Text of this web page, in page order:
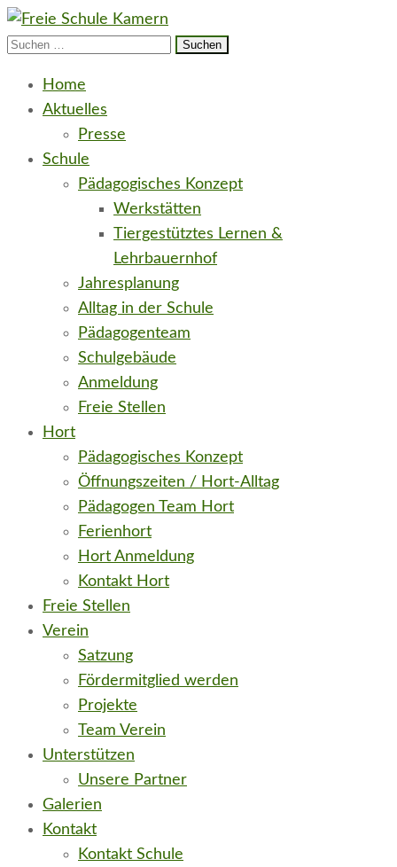
Suchen
Home
Aktuelles
Presse
Schule
Pädagogisches Konzept
Werkstätten
Tiergestütztes Lernen &
Lehrbauernhof
Jahresplanung
Alltag in der Schule
Pädagogenteam
Schulgebäude
Anmeldung
Freie Stellen
Hort
Pädagogisches Konzept
Öffnungszeiten / Hort-Alltag
Pädagogen Team Hort
Ferienhort
Hort Anmeldung
Kontakt Hort
Freie Stellen
Verein
Satzung
Fördermitglied werden
Projekte
Team Verein
Unterstützen
Unsere Partner
Galerien
Kontakt
Kontakt Schule